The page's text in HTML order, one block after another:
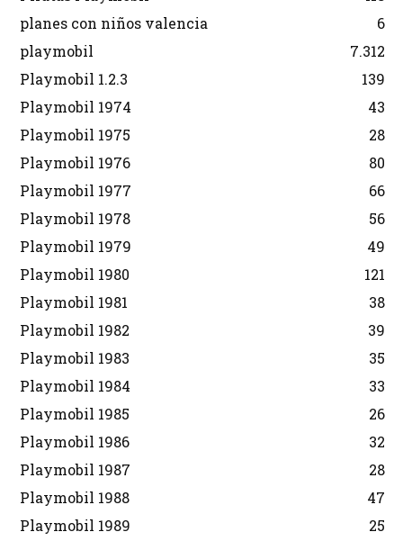
planes con niños valencia
6
playmobil
7.312
Playmobil 1.2.3
139
Playmobil 1974
43
Playmobil 1975
28
Playmobil 1976
80
Playmobil 1977
66
Playmobil 1978
56
Playmobil 1979
49
Playmobil 1980
121
Playmobil 1981
38
Playmobil 1982
39
Playmobil 1983
35
Playmobil 1984
33
Playmobil 1985
26
Playmobil 1986
32
Playmobil 1987
28
Playmobil 1988
47
Playmobil 1989
25